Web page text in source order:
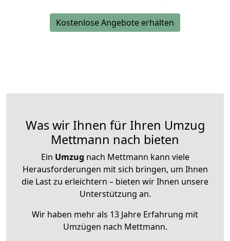
Kostenlose Angebote erhalten
Was wir Ihnen für Ihren Umzug
Mettmann nach bieten
Ein Umzug nach Mettmann kann viele
Herausforderungen mit sich bringen, um Ihnen
die Last zu erleichtern – bieten wir Ihnen unsere
Unterstützung an.
Wir haben mehr als 13 Jahre Erfahrung mit
Umzügen nach Mettmann.